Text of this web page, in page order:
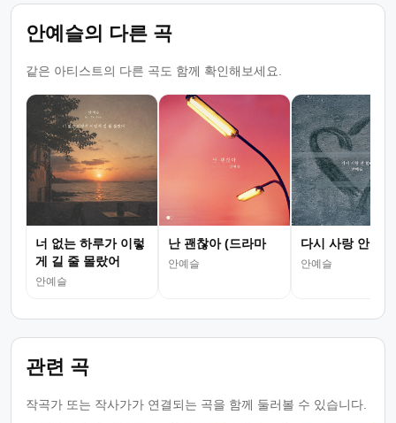
안예슬의 다른 곡
같은 아티스트의 다른 곡도 함께 확인해보세요.
너 없는 하루가 이렇
게 길 줄 몰랐어
안예슬
난 괜찮아 (드라마
안예슬
다시 사랑 안 할
안예슬
관련 곡
작곡가 또는 작사가가 연결되는 곡을 함께 둘러볼 수 있습니다.